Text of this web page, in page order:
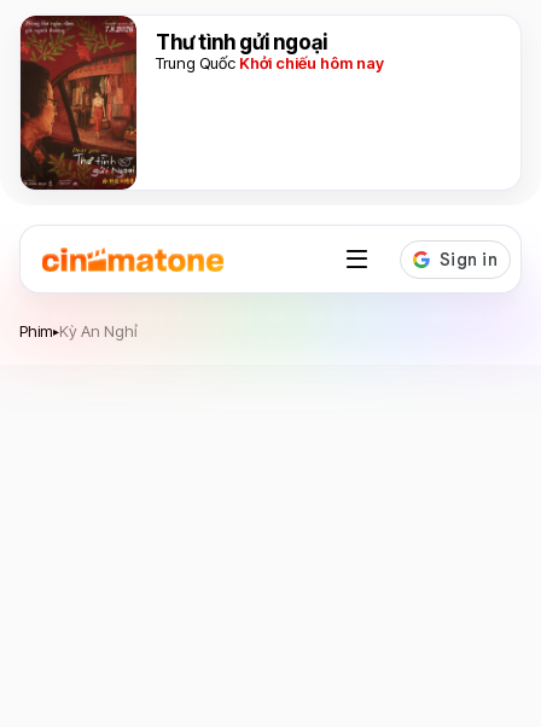
Thư tình gửi ngoại
Trung Quốc Khởi chiếu hôm nay
Phim▸Kỳ An Nghỉ